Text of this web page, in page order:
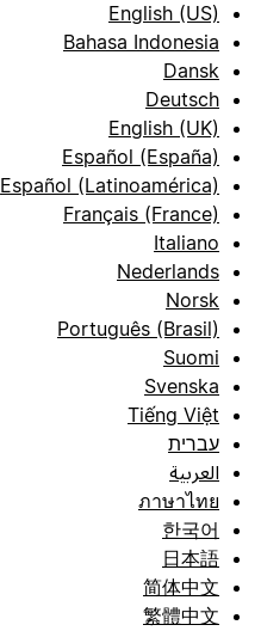
English (US)
Bahasa Indonesia
Dansk
Deutsch
English (UK)
Español (España)
Español (Latinoamérica)
Français (France)
Italiano
Nederlands
Norsk
Português (Brasil)
Suomi
Svenska
Tiếng Việt
עברית
العربية
ภาษาไทย
한국어
日本語
简体中文
繁體中文